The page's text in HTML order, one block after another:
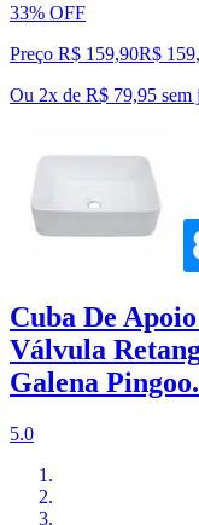
33% OFF
Preço R$ 159,90R$ 159,
Ou 2x de R$ 79,95 sem
Cuba De
Válvula
Galena
5.0